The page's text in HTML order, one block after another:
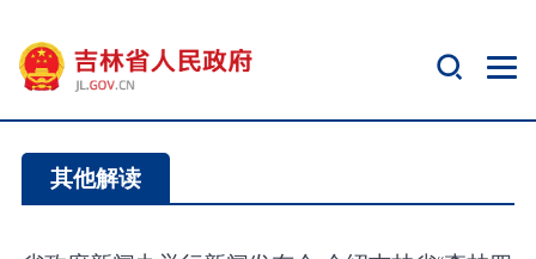
其他解读